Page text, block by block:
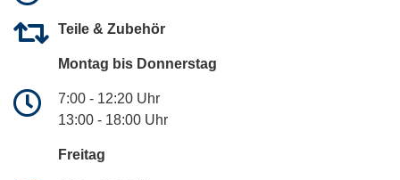
Teile & Zubehör
Montag bis Donnerstag
7:00 - 12:20 Uhr
13:00 - 18:00 Uhr
Freitag